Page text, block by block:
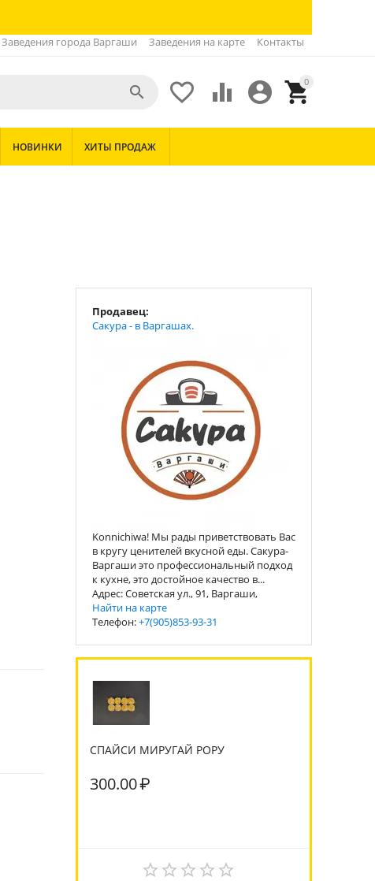
Заведения города Варгаши Заведения на карте Контакты
0


 

НОВИНКИ ХИТЫ ПРОДАЖ
Продавец:
Сакура - в Варгашах.
Konnichiwa! Мы рады приветствовать Вас
в кругу ценителей вкусной еды. Сакура-
Варгаши это профессиональный подход
к кухне, это достойное качество в...
Адрес: Советская ул., 91, Варгаши,
Найти на карте
Телефон:+7(905)853-93-31
СПАЙСИ МИРУГАЙ РОРУ
300.00₽